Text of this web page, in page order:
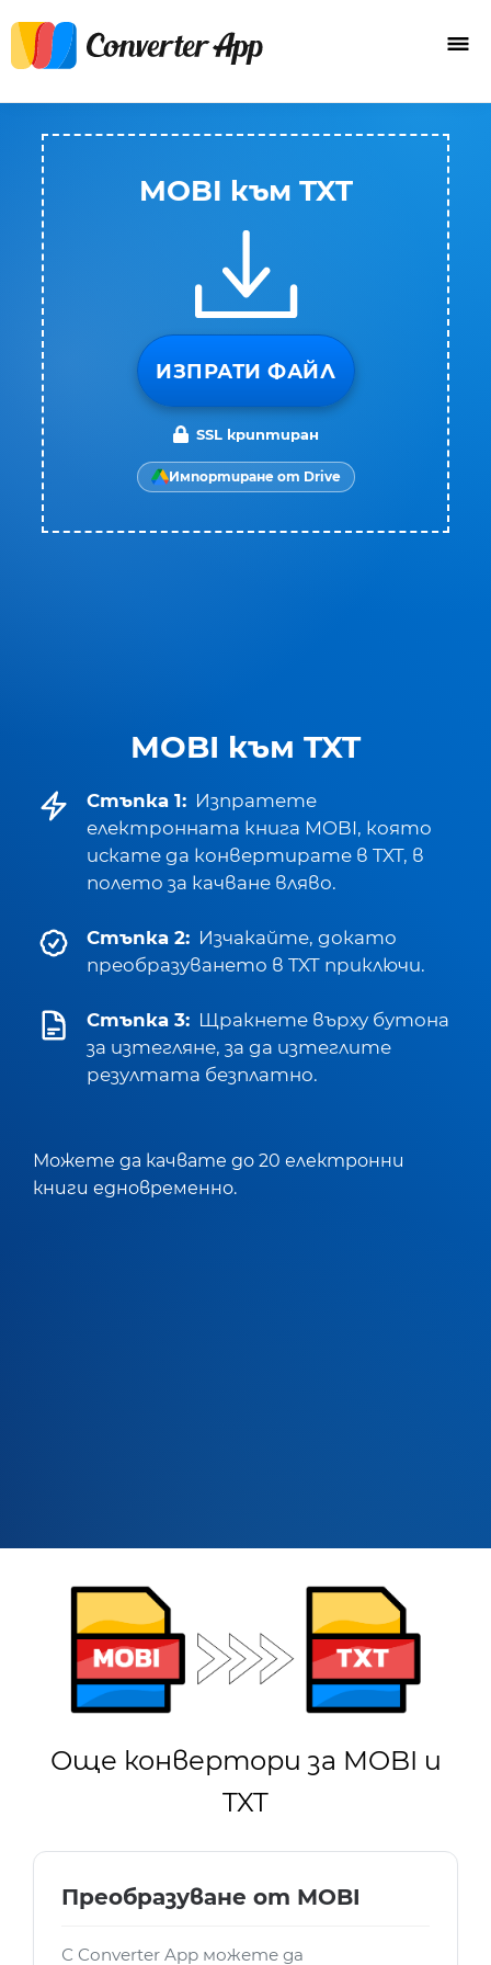
MOBI към TXT
Стъпка 1: Изпратете
електронната книга MOBI, която
искате да конвертирате в TXT, в
полето за качване вляво.
Стъпка 2: Изчакайте, докато
преобразуването в TXT приключи.
Стъпка 3: Щракнете върху бутона
за изтегляне, за да изтеглите
резултата безплатно.
Можете да качвате до 20 електронни
книги едновременно.
MOBI към TXT
ИЗПРАТИ ФАЙЛ
SSL криптиран
Импортиране от Drive
Още конвертори за MOBI и
TXT
Преобразуване от MOBI
С Converter App можете да